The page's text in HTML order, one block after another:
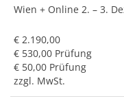
Wien + Online 2. – 3.
€ 2.190,00
€ 530,00 Prüfung
€ 50,00 Prüfung
zzgl. MwSt.